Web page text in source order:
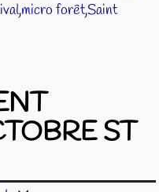
,micro forêt,Saint
ST